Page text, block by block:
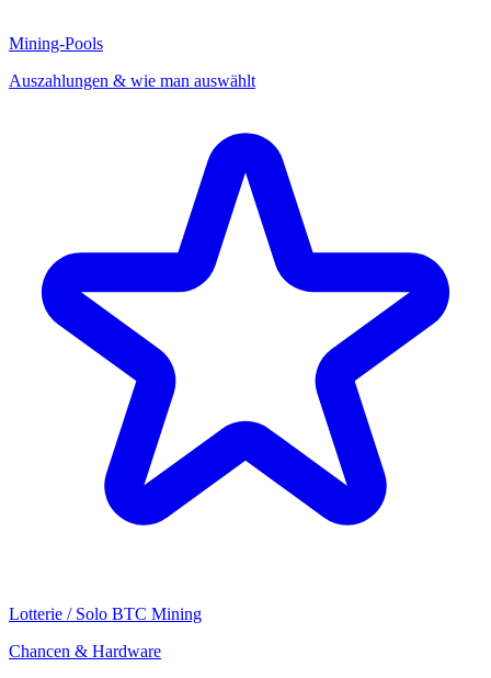
Mining-Pools
Auszahlungen & wie man auswählt
Lotterie / Solo BTC Mining
Chancen & Hardware